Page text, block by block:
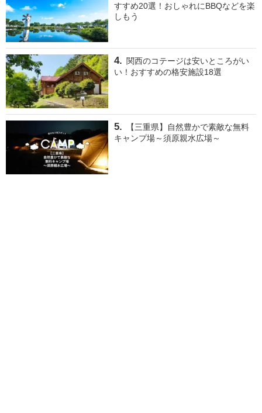
すすめ20選！おしゃれにBBQなどを楽
しもう
関西のコテージは安いところがい
い！おすすめの格安施設18選
【三重県】自然豊かで素敵な無料
キャンプ場～須原親水広場～